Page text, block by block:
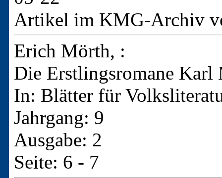
Artikel im KMG-Archiv
Erich Mörth, :
Die Erstlingsromane Karl
In: Blätter für
Jahrgang: 9
Ausgabe: 2
Seite: 6 - 7